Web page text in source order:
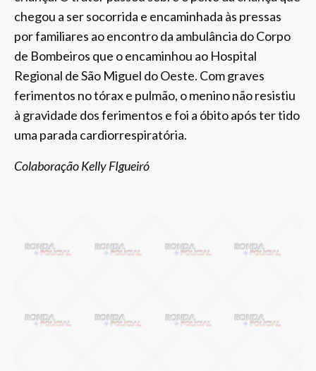
chegou a ser socorrida e encaminhada às pressas
por familiares ao encontro da ambulância do Corpo
de Bombeiros que o encaminhou ao Hospital
Regional de São Miguel do Oeste. Com graves
ferimentos no tórax e pulmão, o menino não resistiu
à gravidade dos ferimentos e foi a óbito após ter tido
uma parada cardiorrespiratória.
Colaboração Kelly FIgueiró